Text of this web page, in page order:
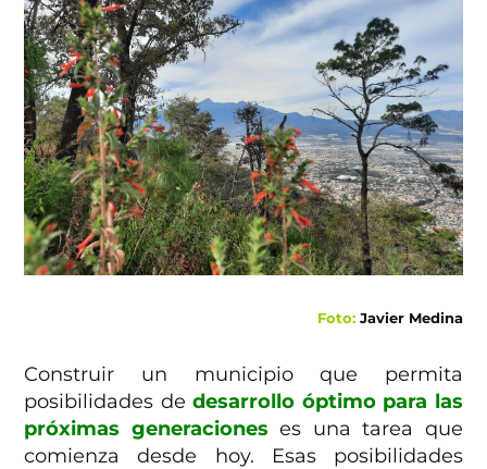
Foto:Javier Medina
Construir un municipio que permita
posibilidades dedesarrollo óptimo para las
próximas generaciones es una tarea que
comienza desde hoy. Esas posibilidades